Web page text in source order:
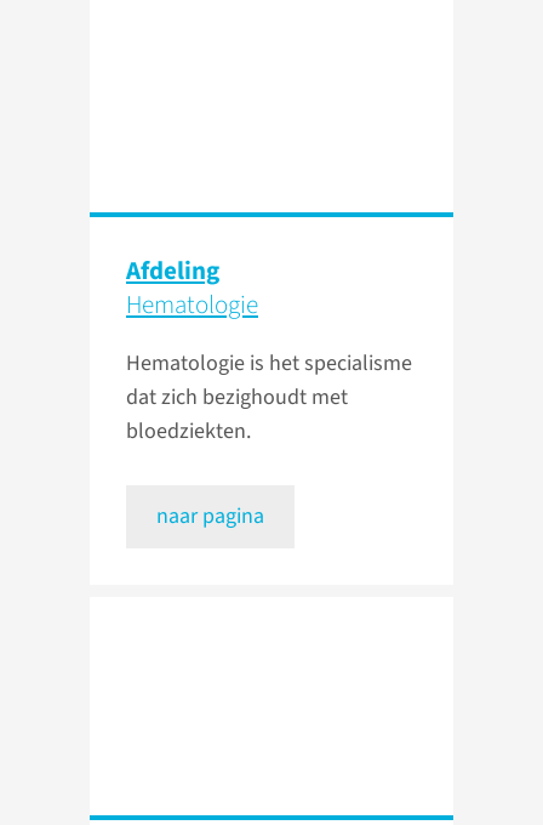
Afdeling
Hematologie
Hematologie is het specialisme
dat zich bezighoudt met
bloedziekten.
naar pagina